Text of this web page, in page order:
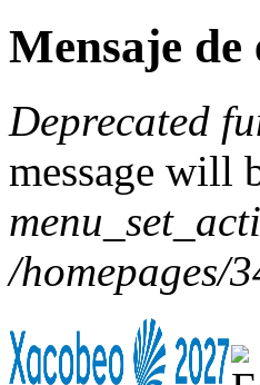
Mensaje
Deprecated
message will
/homepages/